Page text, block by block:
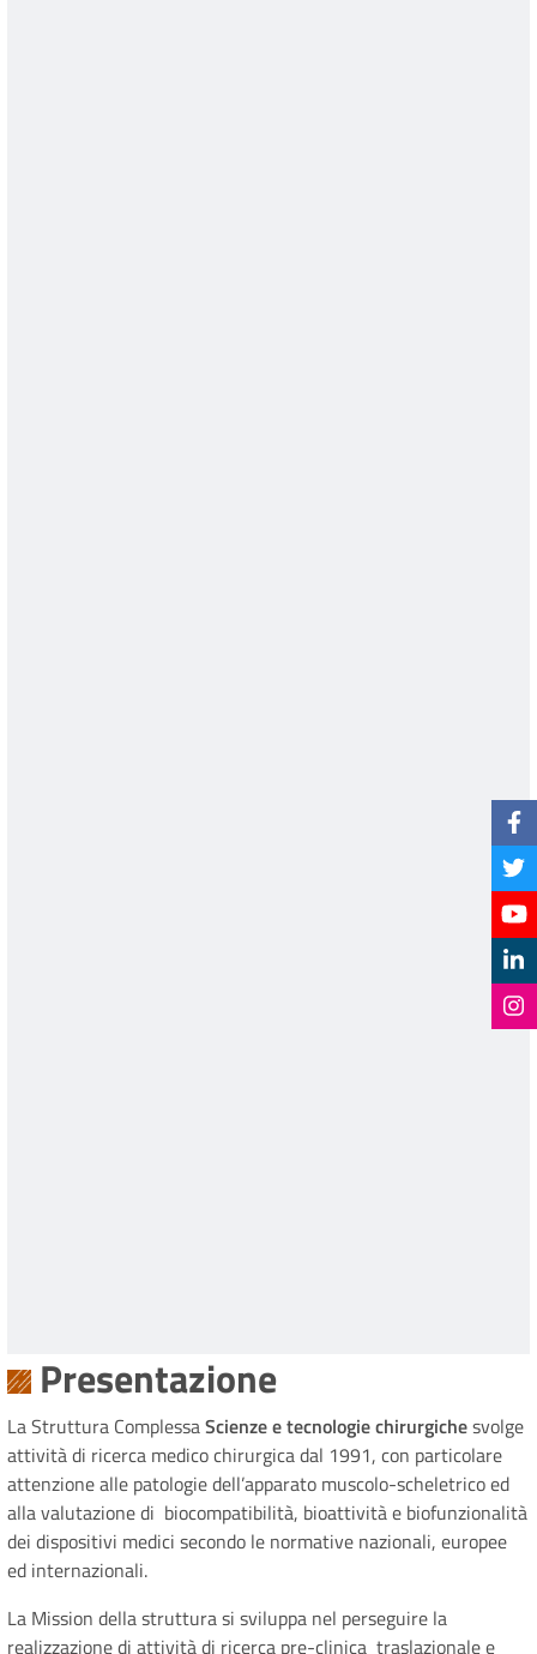
Presentazione
La Struttura ComplessaScienze e tecnologie chirurgichesvolge
attività di ricerca medico chirurgica dal 1991, con particolare
attenzione alle patologie dell’apparato muscolo-scheletrico ed
alla valutazione di biocompatibilità, bioattività e biofunzionalità
dei dispositivi medici secondo le normative nazionali, europee
ed internazionali.
La Mission della struttura si sviluppa nel perseguire la
realizzazione di attività di ricerca pre-clinica traslazionale e